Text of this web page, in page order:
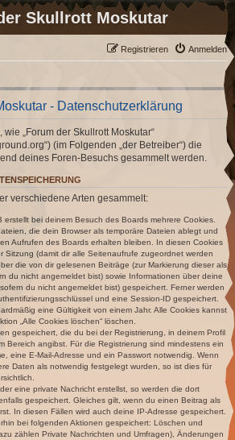
Skullrott Moskutar
Anmelden
Registrieren
- Datenschutzerklärung
„Forum der Skullrott Moskutar“
(im Folgenden „der Betreiber“) die
deines Foren-Besuchs gesammelt werden.
verschiedene Arten gesammelt:
erstellt bei deinem Besuch des Boards mehrere Cookies.
die dein Browser als temporäre Dateien ablegt und
Aufrufen des Boards erhalten bleiben. In diesen Cookies
Sitzung (damit dir alle Seitenaufrufe zugeordnet werden
die von dir gelesenen Beiträge (zur Markierung dieser als
du nicht angemeldet bist) sowie Informationen über deine
du nicht angemeldet bist) gespeichert. Ferner werden
und eine Session-ID gespeichert.
eine Gültigkeit von einem Jahr. Alle Cookies kannst
„Alle Cookies löschen“ löschen.
gespeichert, die du bei der Registrierung, in deinem Profil
Bereich angibst. Für die Registrierung sind mindestens ein
eine E-Mail-Adresse und ein Passwort notwendig. Wenn
Daten als notwendig festgelegt wurden, so ist dies für
eine private Nachricht erstellst, so werden die dort
gespeichert. Gleiches gilt, wenn du einen Beitrag als
In diesen Fällen wird auch deine IP-Adresse gespeichert.
bei folgenden Aktionen gespeichert: Löschen und
zählen Private Nachrichten und Umfragen), Änderungen